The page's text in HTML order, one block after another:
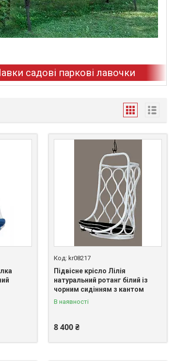
садові паркові лавочки
kr08217
Підвісне крісло Лілія
натуральний ротанг білий із
чорним сидінням з кантом
В наявності
8 400 ₴